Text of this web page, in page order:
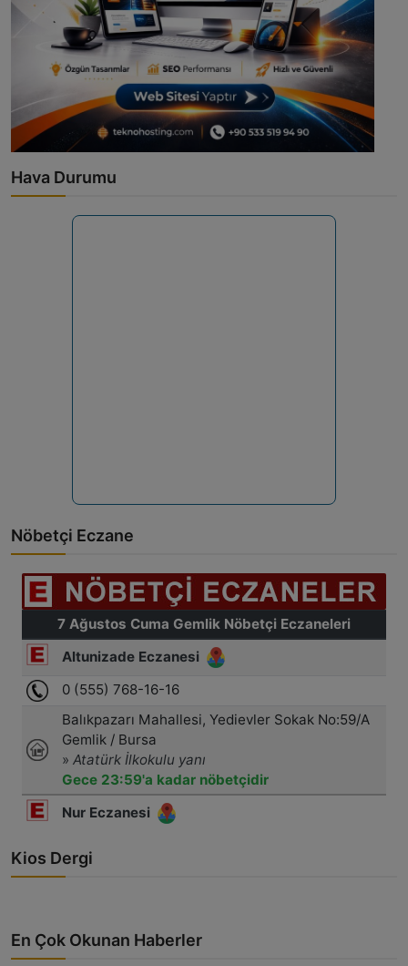
Hava Durumu
Nöbetçi Eczane
Kios Dergi
En Çok Okunan Haberler